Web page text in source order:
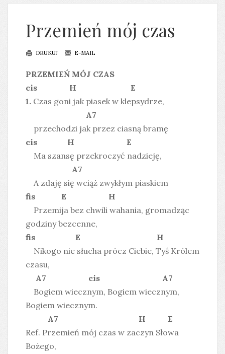
Przemień mój czas
DRUKUJ E-MAIL
PRZEMIEŃ MÓJ CZAS
cis H E
1. Czas goni jak piasek w klepsydrze,
A7
przechodzi jak przez ciasną bramę
cis H E
Ma szansę przekroczyć nadzieję,
A7
A zdaję się wciąż zwykłym piaskiem
fis E H
Przemija bez chwili wahania, gromadząc
godziny bezcenne,
fis E H
Nikogo nie słucha prócz Ciebie, Tyś Królem
czasu,
A7 cis A7
Bogiem wiecznym, Bogiem wiecznym,
Bogiem wiecznym.
A7 H E
Ref. Przemień mój czas w zaczyn Słowa
Bożego,